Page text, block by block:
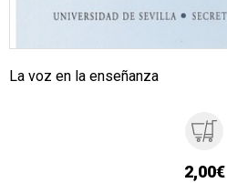
La voz en la enseñanza
2,00€